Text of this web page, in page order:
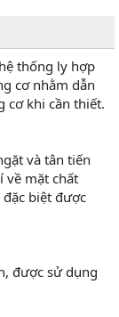
thống ly hợp
cơ nhằm dẫn
cơ khi cần thiết.
và tân tiến
về mặt chất
biệt được
được sử dụng